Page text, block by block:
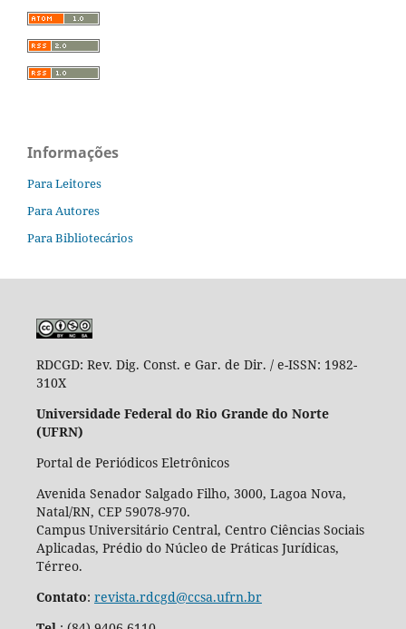
Informações
Para Leitores
Para Autores
Para Bibliotecários
RDCGD: Rev. Dig. Const. e Gar. de Dir. / e-ISSN: 1982-
310X
Universidade Federal do Rio Grande do Norte
(UFRN)
Portal de Periódicos Eletrônicos
Avenida Senador Salgado Filho, 3000, Lagoa Nova,
Natal/RN, CEP 59078-970.
Campus Universitário Central, Centro Ciências Sociais
Aplicadas, Prédio do Núcleo de Práticas Jurídicas,
Térreo.
Contato: revista.rdcgd@ccsa.ufrn.br